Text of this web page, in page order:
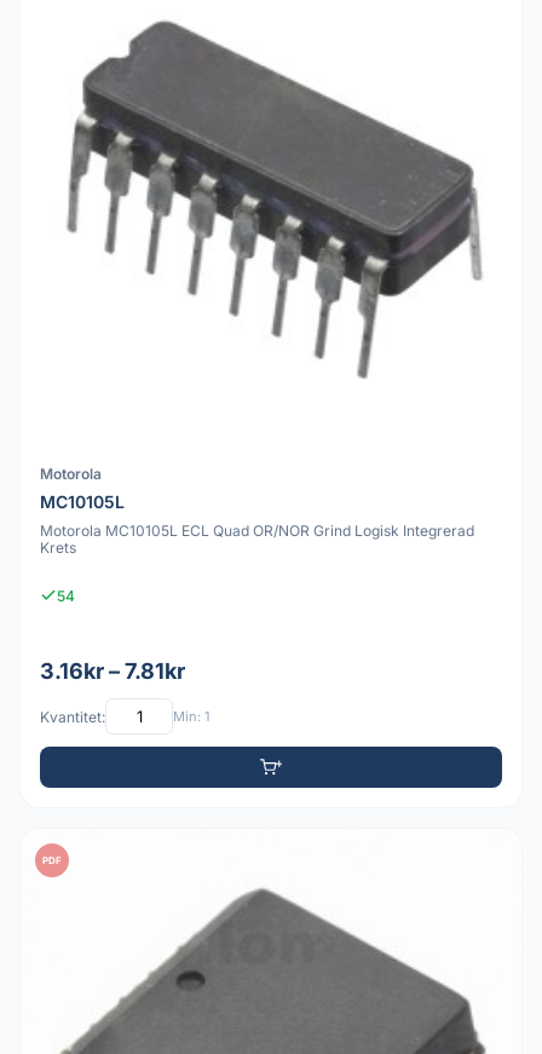
Motorola
MC10105L
Motorola MC10105L ECL Quad OR/NOR Grind Logisk Integrerad
Krets
54
3.16kr – 7.81kr
Kvantitet: Min: 1
PDF